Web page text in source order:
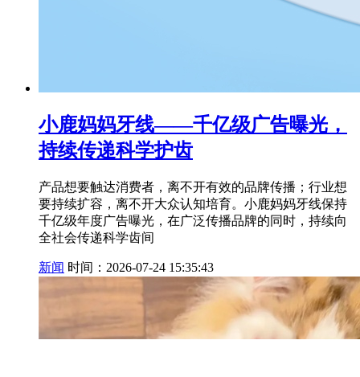
小鹿妈妈牙线——千亿级广告曝光，
持续传递科学护齿
产品想要触达消费者，离不开有效的品牌传播；行业想
要持续扩容，离不开大众认知培育。小鹿妈妈牙线保持
千亿级年度广告曝光，在广泛传播品牌的同时，持续向
全社会传递科学齿间
新闻 时间：2026-07-24 15:35:43